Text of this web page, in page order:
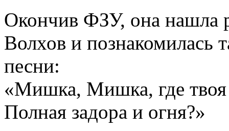
Окончив ФЗУ, она нашла
Волхов и
песни:
«Мишка, Мишка, где твоя
Полная задора и огня?»